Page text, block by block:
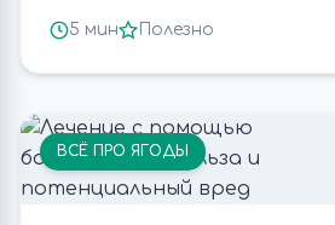
5 мин Полезно
ВСЁ ПРО ЯГОДЫ